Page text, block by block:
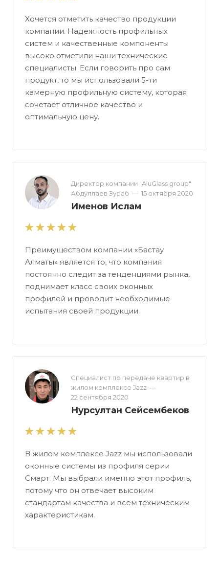
Хочется отметить качество продукции
компании. Надежность профильных
систем и качественные компоненты
высоко отметили наши технические
специалисты. Если говорить про сам
продукт, то мы использовали 5-ти
камерную профильную систему, которая
сочетает отличное качество и
оптимальную цену.
Директор компании "AluGlass group"
Абдуллаев Зураб — 15 октября 2020
Именов Ислам
Преимуществом компании «Бастау
Алматы» является то, что компания
постоянно следит за тенденциями рынка,
поднимает класс своих оконных
профилей и проводит необходимые
испытания своей продукции.
Специалист по передаче квартир в
жилом комплексе Jazz —
22 сентября 2020
Нурсултан Сейсембеков
В жилом комплексе Jazz мы использовали
оконные системы из профиля серии
Смарт. Мы выбрали именно этот профиль,
потому что он отвечает высоким
стандартам качества и всем техническим
характеристикам.